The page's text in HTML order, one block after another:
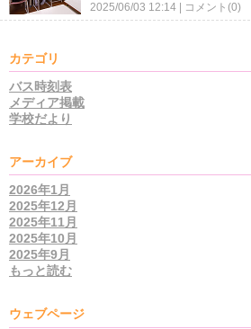
2025/06/03 12:14 コメント(0)
カテゴリ
バス時刻表
メディア掲載
学校だより
アーカイブ
2026年1月
2025年12月
2025年11月
2025年10月
2025年9月
もっと読む
ウェブページ